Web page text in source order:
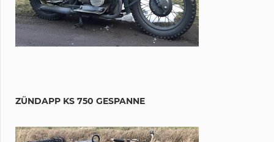
ZÜNDAPP KS 750 GESPANNE